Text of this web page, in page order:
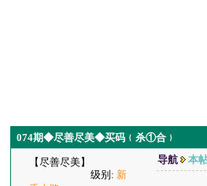
074期◆尽善尽美◆买码﹛杀①合﹜
【尽善尽美】
级别: 新
导航 本